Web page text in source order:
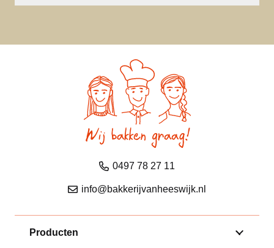
0497 78 27 11
info@bakkerijvanheeswijk.nl
Producten